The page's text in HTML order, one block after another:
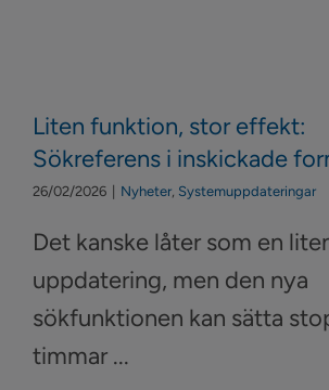
Liten funktion, stor effekt:
Sökreferens i inskickade
26/02/2026 | Nyheter Systemuppdateringar
Det kanske låter som en
uppdatering, men den nya
sökfunktionen kan sätta
timmar ...